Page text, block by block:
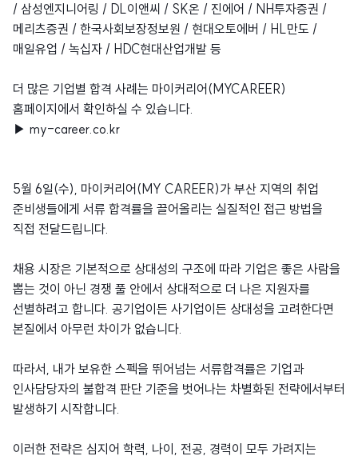
/ 삼성엔지니어링 / DL이앤씨 / SK온 / 진에어 / NH투자증권 /
메리츠증권 / 한국사회보장정보원 / 현대오토에버 / HL만도 /
매일유업 / 녹십자 / HDC현대산업개발 등
더 많은 기업별 합격 사례는 마이커리어(MYCAREER)
홈페이지에서 확인하실 수 있습니다.
▶ my-career.co.kr
5월 6일(수), 마이커리어(MY CAREER)가 부산 지역의 취업
준비생들에게 서류 합격률을 끌어올리는 실질적인 접근 방법을
직접 전달드립니다.
채용 시장은 기본적으로 상대성의 구조에 따라 기업은 좋은 사람을
뽑는 것이 아닌 경쟁 풀 안에서 상대적으로 더 나은 지원자를
선별하려고 합니다. 공기업이든 사기업이든 상대성을 고려한다면
본질에서 아무런 차이가 없습니다.
따라서, 내가 보유한 스펙을 뛰어넘는 서류합격률은 기업과
인사담당자의 불합격 판단 기준을 벗어나는 차별화된 전략에서부터
발생하기 시작합니다.
이러한 전략은 심지어 학력, 나이, 전공, 경력이 모두 가려지는